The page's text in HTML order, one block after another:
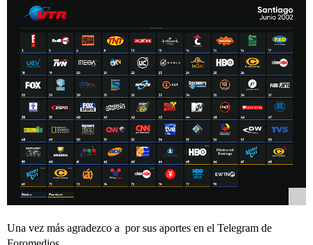
Una vez más agradezco a por sus aportes en el Telegram de